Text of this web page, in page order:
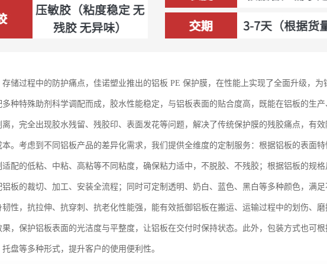
储过程中的防护痛点，佳诺塑业推出的铝板 PE 保护膜，在性能上实现了全面升级，为
种特殊助剂科学调配而成，胶水性能稳定，与铝板表面的贴合度高，既能在铝板的生
，完全出现胶水残留、残胶印、表面发花等问题，解决了传统保护膜的残胶痛点，有
。考虑到不同铝板产品的差异化需求，我们提供全维度的定制服务：根据铝板的表面特
配的低粘、中粘、高粘等不同粘度，确保粘力适中，不脱胶、不残胶；根据铝板的规
板的裁切、加工、安装全流程；同时可定制透明、奶白、蓝色、黑白等多种颜色，满
性，抗拉伸、抗穿刺、抗老化性能强，能有效抵御铝板在搬运、运输过程中的划伤、
，保护铝板表面的光洁度与平整度，让铝板在交付时保持状态。此外，包装方式也可
盘等多种形式，提升客户的使用便利性。